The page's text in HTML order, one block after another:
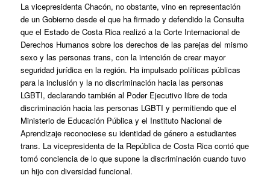
La vicepresidenta Chacón, no obstante, vino en representación
de un Gobierno desde el que ha firmado y defendido la Consulta
que el Estado de Costa Rica realizó a la Corte Internacional de
Derechos Humanos sobre los derechos de las parejas del mismo
sexo y las personas trans, con la intención de crear mayor
seguridad jurídica en la región. Ha impulsado políticas públicas
para la inclusión y la no discriminación hacia las personas
LGBTI, declarando también al Poder Ejecutivo libre de toda
discriminación hacia las personas LGBTI y permitiendo que el
Ministerio de Educación Pública y el Instituto Nacional de
Aprendizaje reconociese su identidad de género a estudiantes
trans. La vicepresidenta de la República de Costa Rica contó que
tomó conciencia de lo que supone la discriminación cuando tuvo
un hijo con diversidad funcional.